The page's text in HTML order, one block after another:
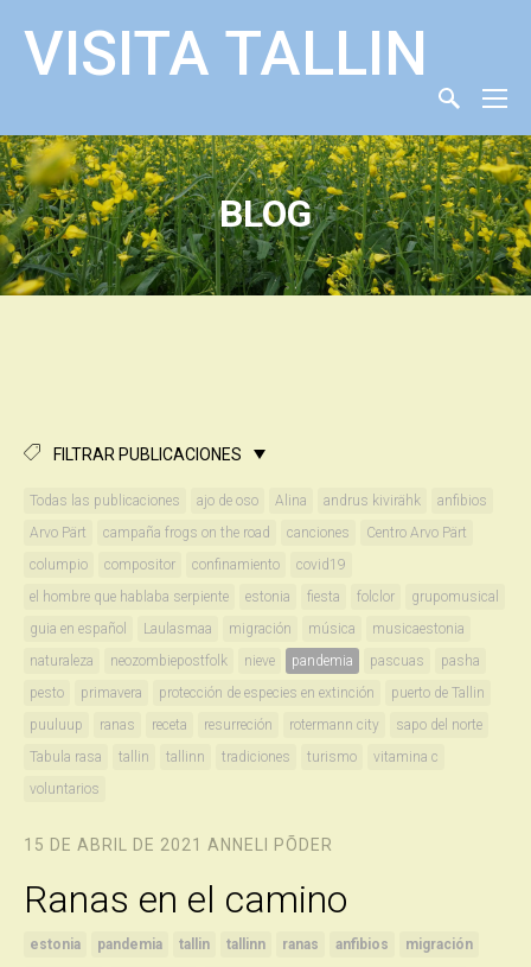
VISITA TALLIN
BLOG
FILTRAR PUBLICACIONES
Todas las publicaciones ajo de oso Alina andrus kivirähk
anfibios
Arvo Pärt
campaña frogs on the road canciones
Centro Arvo Pärt
columpio
compositor confinamiento
covid19
el hombre que hablaba serpiente
estonia fiesta folclor
grupomusical
guia en español
Laulasmaa migración música
musicaestonia
naturaleza
neozombiepostfolk nieve pandemia pascuas
pasha
pesto
primavera protección de especies en extinción
puerto de Tallin
puuluup
ranas receta resurreción rotermann city
sapo del norte
Tabula rasa
tallin tallinn tradiciones turismo
vitamina c
voluntarios
15 DE ABRIL DE 2021 ANNELI PÕDER
Ranas en el camino
estonia pandemia tallin tallinn ranas anfibios migración